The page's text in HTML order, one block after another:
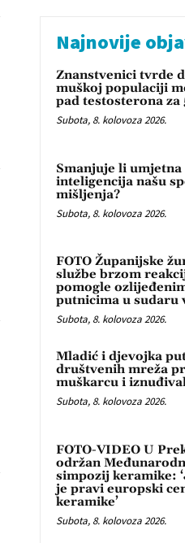
Najnovije
Znanstvenici tvrde
muškoj populaciji
pad testosterona za
Subota, 8. kolovoza 2026.
Smanjuje li umjetna
inteligencija našu
mišljenja?
Subota, 8. kolovoza 2026.
FOTO Županijske
službe brzom
pomogle
putnicima u sudaru
Subota, 8. kolovoza 2026.
Mladić i djevojka
društvenih mreža
muškarcu i
Subota, 8. kolovoza 2026.
FOTO-VIDEO U
održan
simpozij keramike:
je pravi europski
keramike’
Subota, 8. kolovoza 2026.